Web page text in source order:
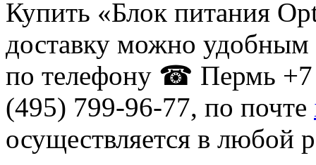
Купить «Блок питания
доставку можно
по телефону ☎ Пермь
(495) 799-96-77, по почте
осуществляется в любой